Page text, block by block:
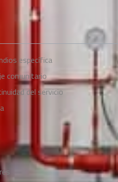
específica
comunitario
del servicio